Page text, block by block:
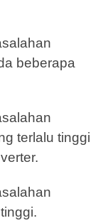
beberapa
terlalu tinggi